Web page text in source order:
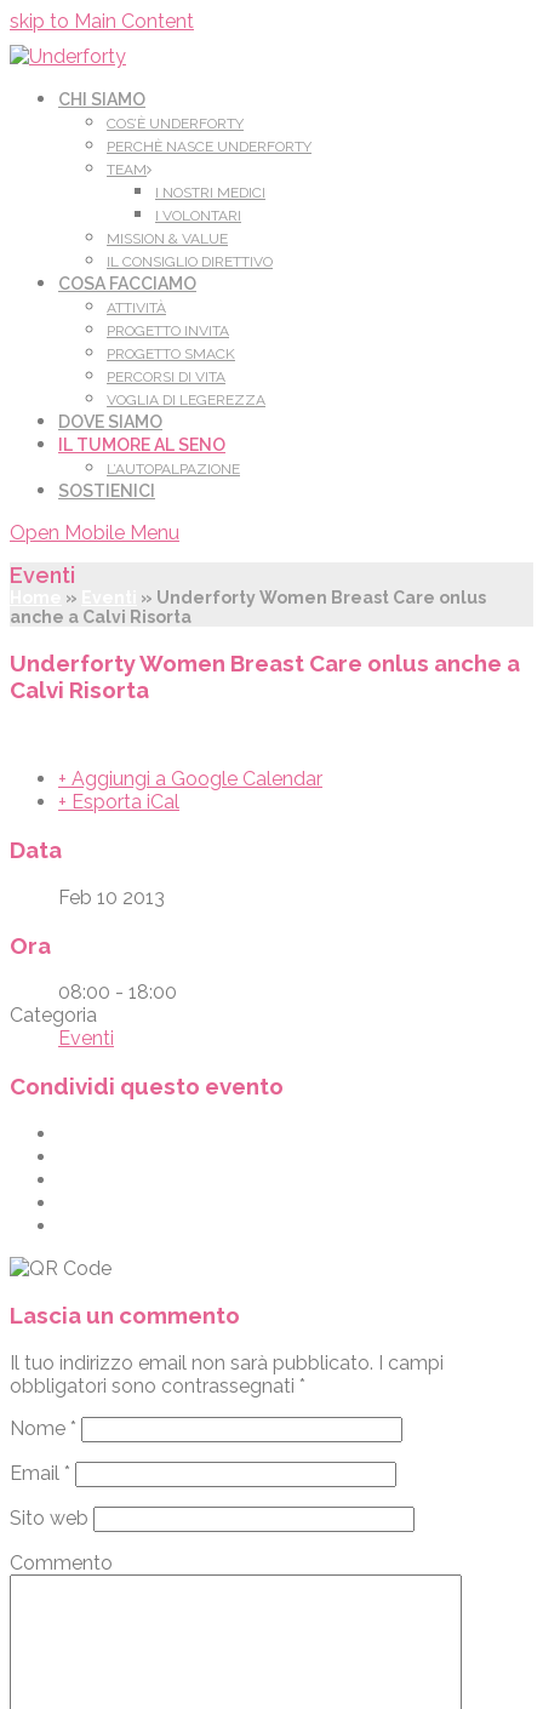
skip to Main Content
CHI SIAMO
COS’È UNDERFORTY
PERCHÈ NASCE UNDERFORTY
TEAM
I NOSTRI MEDICI
I VOLONTARI
MISSION & VALUE
IL CONSIGLIO DIRETTIVO
COSA FACCIAMO
ATTIVITÀ
PROGETTO INVITA
PROGETTO SMACK
PERCORSI DI VITA
VOGLIA DI LEGEREZZA
DOVE SIAMO
IL TUMORE AL SENO
L’AUTOPALPAZIONE
SOSTIENICI
Open Mobile Menu
Eventi
» » Underforty Women Breast Care onlus
anche a Calvi Risorta
Underforty Women Breast Care onlus anche a
Calvi Risorta
+ Aggiungi a Google Calendar
+ Esporta iCal
Data
Feb 10 2013
Ora
08:00 - 18:00
Categoria
Eventi
Condividi questo evento
Lascia un commento
Il tuo indirizzo email non sarà pubblicato. I campi
obbligatori sono contrassegnati *
Nome *
Email *
Sito web
Commento